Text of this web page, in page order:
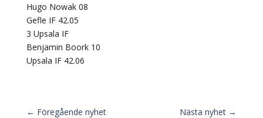
Hugo Nowak 08
Gefle IF 42.05
3 Upsala IF
Benjamin Boork 10
Upsala IF 42.06
← Föregående nyhet Nästa nyhet →